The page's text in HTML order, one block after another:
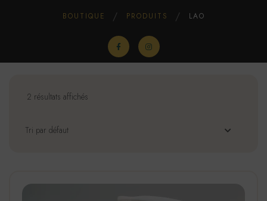
BOUTIQUE PRODUITS LAO
2 résultats affichés